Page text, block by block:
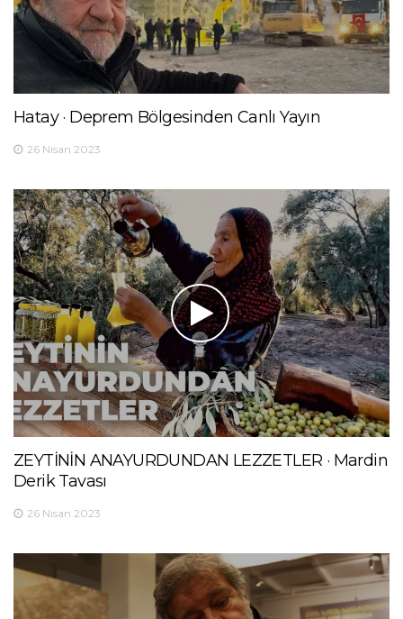
Hatay · Deprem Bölgesinden Canlı Yayın
26 Nisan 2023
ZEYTİNİN ANAYURDUNDAN LEZZETLER · Mardin
Derik Tavası
26 Nisan 2023